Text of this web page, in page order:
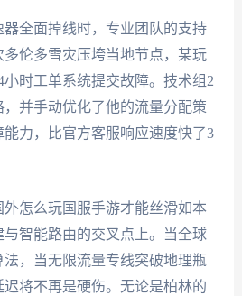
全面掉线时，专业团队的支持
伦多雪灾压垮当地节点，某玩
小时工单系统提交故障。技术组2
并手动优化了他的流量分配策
力，比官方客服响应速度快了3
外怎么玩国服手游才能丝滑如本
智能路由的交叉点上。当全球
，当无限流量专线突破地理瓶
将不再是硬伤。无论是柏林的